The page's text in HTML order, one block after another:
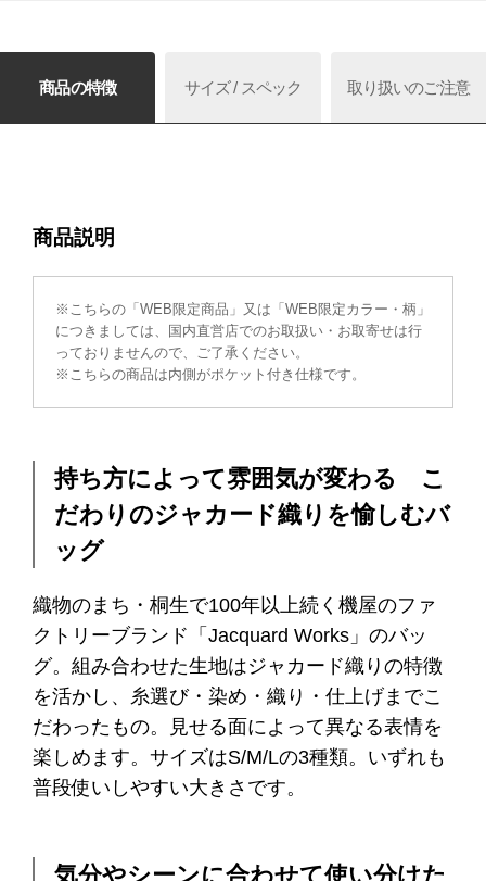
商品の特徴 サイズ / スペック 取り扱いのご注意
商品説明
※こちらの「WEB限定商品」又は「WEB限定カラー・柄」
につきましては、国内直営店でのお取扱い・お取寄せは行
っておりませんので、ご了承ください。
※こちらの商品は内側がポケット付き仕様です。
持ち方によって雰囲気が変わる こ
だわりのジャカード織りを愉しむバ
ッグ
織物のまち・桐生で100年以上続く機屋のファ
クトリーブランド「Jacquard Works」のバッ
グ。組み合わせた生地はジャカード織りの特徴
を活かし、糸選び・染め・織り・仕上げまでこ
だわったもの。見せる面によって異なる表情を
楽しめます。サイズはS/M/Lの3種類。いずれも
普段使いしやすい大きさです。
気分やシーンに合わせて使い分けた